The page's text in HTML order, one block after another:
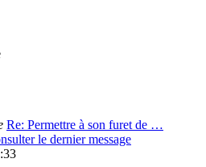
Re: Permettre à son furet de …
le dernier message